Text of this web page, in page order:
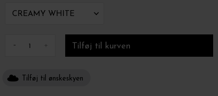
- +
Tilføj til ønskeskyen